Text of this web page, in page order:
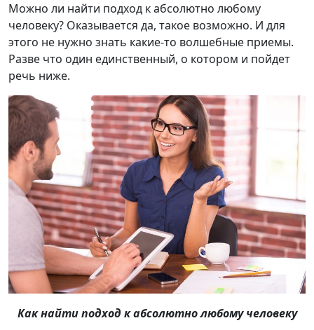
Можно ли найти подход к абсолютно любому
человеку? Оказывается да, такое возможно. И для
этого не нужно знать какие-то волшебные приемы.
Разве что один единственный, о котором и пойдет
речь ниже.
Как найти подход к абсолютно любому человеку